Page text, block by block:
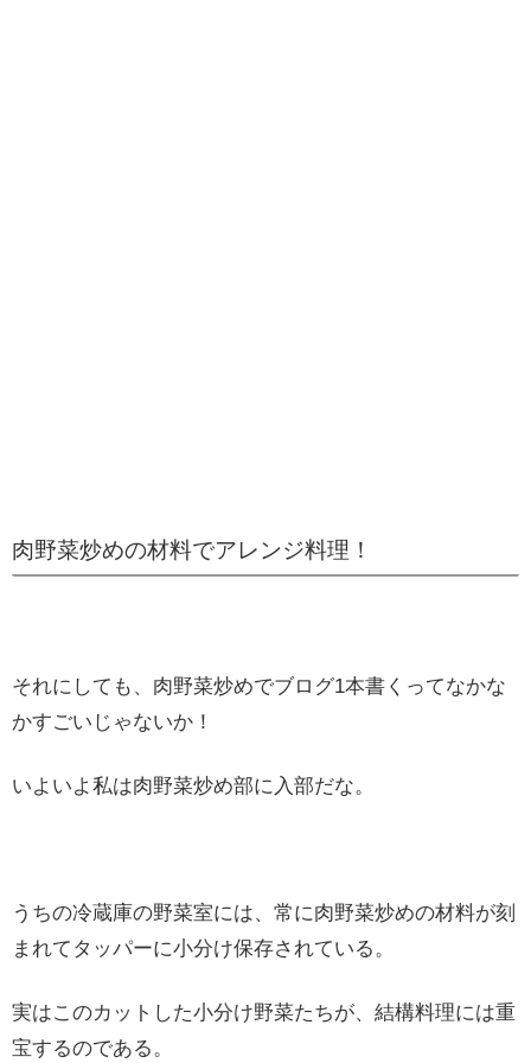
肉野菜炒めの材料でアレンジ料理！
それにしても、肉野菜炒めでブログ1本書くってなかな
かすごいじゃないか！
いよいよ私は肉野菜炒め部に入部だな。
うちの冷蔵庫の野菜室には、常に肉野菜炒めの材料が刻
まれてタッパーに小分け保存されている。
実はこのカットした小分け野菜たちが、結構料理には重
宝するのである。